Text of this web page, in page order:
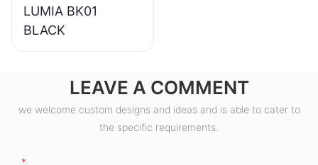
LUMIA BK01
BLACK
LEAVE A COMMENT
we welcome custom designs and ideas and is able to cater to
the specific requirements.